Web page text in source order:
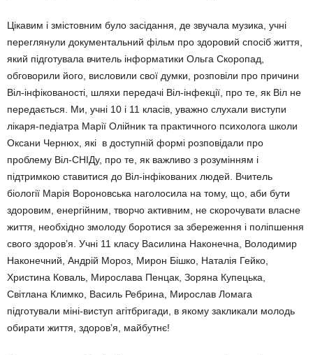
Цікавим і змістовним було засідання, де звучала музика, учні
переглянули документальний фільм про здоровий спосіб життя,
який підготувала вчитель інформатики Ольга Скоропад,
обговорили його, висловили свої думки, розповіли про причини
Віл-інфікованості, шляхи передачі Віл-інфекції, про те, як Віл не
передається. Ми, учні 10 і 11 класів, уважно слухали виступи
лікаря-педіатра Марії Олійник та практичного психолога школи
Оксани Чернюх, які в доступній формі розповідали про
проблему Віл-СНІДу, про те, як важливо з розумінням і
підтримкою ставитися до Віл-інфікованих людей. Вчитель
біології Марія Вороновська наголосила на тому, що, аби бути
здоровим, енергійним, творчо активним, не скорочувати власне
життя, необхідно змолоду боротися за збереження і поліпшення
свого здоров’я. Учні 11 класу Василина Наконечна, Володимир
Наконечний, Андрій Мороз, Мирон Бішко, Наталія Гейко,
Христина Коваль, Мирослава Пенцак, Зоряна Купецька,
Світлана Климко, Василь Ребрина, Мирослав Ломага
підготували міні-виступ агітбригади, в якому закликали молодь
обирати життя, здоров’я, майбутнє!